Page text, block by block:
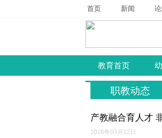
首页 新闻
教育首页
职教动态
产教融合育人才
2026年03月12日